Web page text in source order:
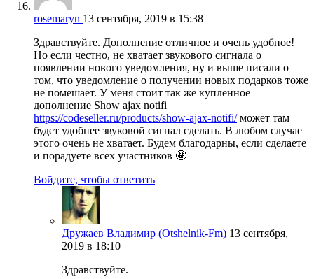
rosemaryn 13 сентября, 2019 в 15:38
Здравствуйте. Дополнение отличное и очень удобное!
Но если честно, не хватает звукового сигнала о
появлении нового уведомления, ну и выше писали о
том, что уведомление о получении новых подарков тоже
не помешает. У меня стоит так же купленное
дополнение Show ajax notifi
https://codeseller.ru/products/show-ajax-notifi/может там
будет удобнее звуковой сигнал сделать. В любом случае
этого очень не хватает. Будем благодарны, если сделаете
и порадуете всех участников 🤩
Войдите, чтобы ответить
Дружаев Владимир (Otshelnik-Fm) 13 сентября,
2019 в 18:10
Здравствуйте.